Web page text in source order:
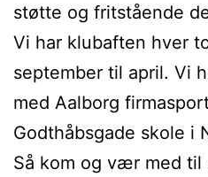
støtte og fritstående
Vi har klubaften hver
september til april. Vi
med Aalborg
Godthåbsgade skole i
Så kom og vær med